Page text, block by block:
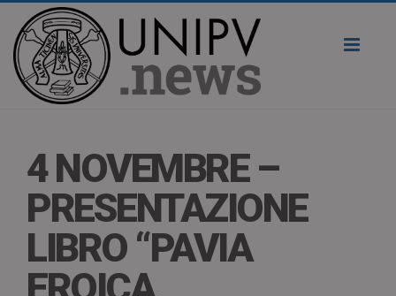
4 NOVEMBRE –
PRESENTAZIONE
LIBRO “PAVIA